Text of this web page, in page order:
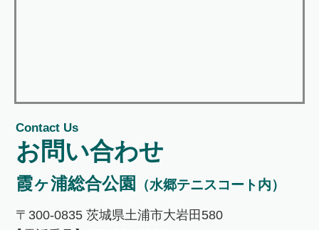
Contact Us
お問い合わせ
霞ヶ浦総合公園 （水郷テニスコート内）
〒300-0835 茨城県土浦市大岩田580